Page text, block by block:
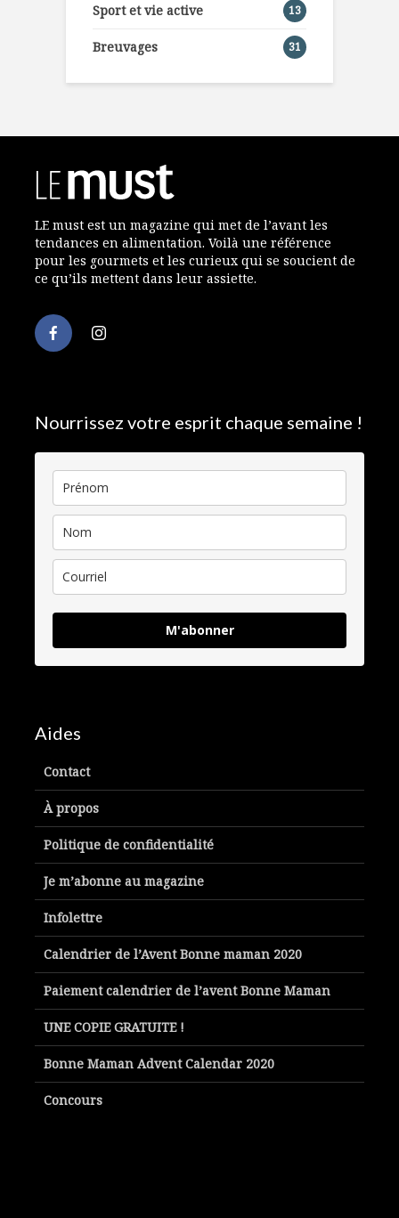
Sport et vie active 13
Breuvages 31
LE must est un magazine qui met de l’avant les
tendances en alimentation. Voilà une référence
pour les gourmets et les curieux qui se soucient de
ce qu’ils mettent dans leur assiette.
Nourrissez votre esprit chaque semaine !
M'abonner
Aides
Contact
À propos
Politique de confidentialité
Je m’abonne au magazine
Infolettre
Calendrier de l’Avent Bonne maman 2020
Paiement calendrier de l’avent Bonne Maman
UNE COPIE GRATUITE !
Bonne Maman Advent Calendar 2020
Concours